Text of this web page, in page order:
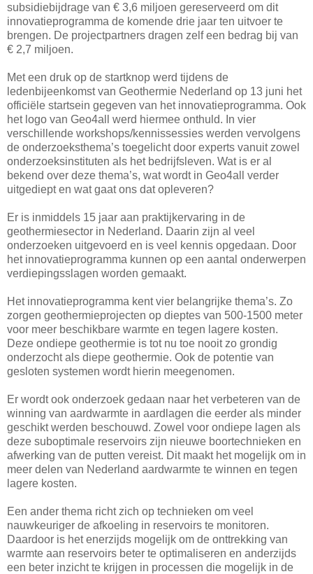
subsidiebijdrage van € 3,6 miljoen gereserveerd om dit
innovatieprogramma de komende drie jaar ten uitvoer te
brengen. De projectpartners dragen zelf een bedrag bij van
€ 2,7 miljoen.
Met een druk op de startknop werd tijdens de
ledenbijeenkomst van Geothermie Nederland op 13 juni het
officiële startsein gegeven van het innovatieprogramma. Ook
het logo van Geo4all werd hiermee onthuld. In vier
verschillende workshops/kennissessies werden vervolgens
de onderzoeksthema’s toegelicht door experts vanuit zowel
onderzoeksinstituten als het bedrijfsleven. Wat is er al
bekend over deze thema’s, wat wordt in Geo4all verder
uitgediept en wat gaat ons dat opleveren?
Er is inmiddels 15 jaar aan praktijkervaring in de
geothermiesector in Nederland. Daarin zijn al veel
onderzoeken uitgevoerd en is veel kennis opgedaan. Door
het innovatieprogramma kunnen op een aantal onderwerpen
verdiepingsslagen worden gemaakt.
Het innovatieprogramma kent vier belangrijke thema’s. Zo
zorgen geothermieprojecten op dieptes van 500-1500 meter
voor meer beschikbare warmte en tegen lagere kosten.
Deze ondiepe geothermie is tot nu toe nooit zo grondig
onderzocht als diepe geothermie. Ook de potentie van
gesloten systemen wordt hierin meegenomen.
Er wordt ook onderzoek gedaan naar het verbeteren van de
winning van aardwarmte in aardlagen die eerder als minder
geschikt werden beschouwd. Zowel voor ondiepe lagen als
deze suboptimale reservoirs zijn nieuwe boortechnieken en
afwerking van de putten vereist. Dit maakt het mogelijk om in
meer delen van Nederland aardwarmte te winnen en tegen
lagere kosten.
Een ander thema richt zich op technieken om veel
nauwkeuriger de afkoeling in reservoirs te monitoren.
Daardoor is het enerzijds mogelijk om de onttrekking van
warmte aan reservoirs beter te optimaliseren en anderzijds
een beter inzicht te krijgen in processen die mogelijk in de